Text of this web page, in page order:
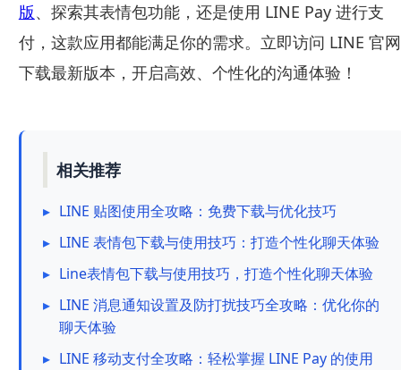
版、探索其表情包功能，还是使用 LINE Pay 进行支
付，这款应用都能满足你的需求。立即访问 LINE 官网
下载最新版本，开启高效、个性化的沟通体验！
相关推荐
▸ LINE 贴图使用全攻略：免费下载与优化技巧
▸ LINE 表情包下载与使用技巧：打造个性化聊天体验
▸ Line表情包下载与使用技巧，打造个性化聊天体验
▸ LINE 消息通知设置及防打扰技巧全攻略：优化你的
聊天体验
▸ LINE 移动支付全攻略：轻松掌握 LINE Pay 的使用